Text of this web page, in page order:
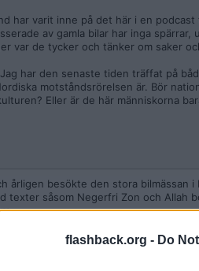
flashback.org - Do
har varit inne på det här i en
av gamla bilar har inga
var de tycker och tänker om saker
har den senaste tiden träffat på
motståndsrörelsen är. Bör
Eller är de här människorna
årligen besökte den stora bilmässan
texter såsom Negerfri Zon och Allah